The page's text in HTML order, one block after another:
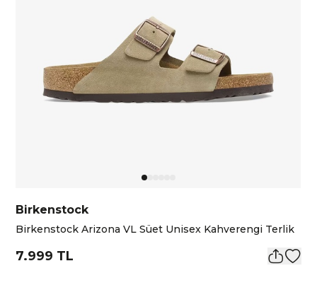
Birkenstock
Birkenstock Arizona VL Süet Unisex Kahverengi Terlik
7.999 TL